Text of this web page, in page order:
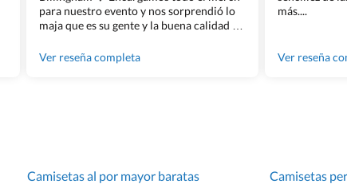
para nuestro evento y nos sorprendió lo
maja que es su gente y la buena calidad de
100% recomendado!!
Ver reseña completa
más....
Ver reseña
Camisetas al por mayor baratas
Camisetas